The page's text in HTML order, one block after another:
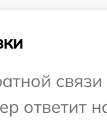
ответит